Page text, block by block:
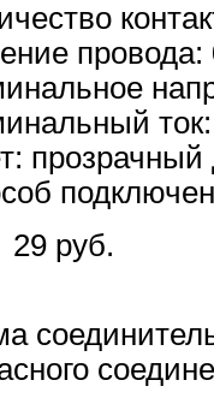
провода:
руб.